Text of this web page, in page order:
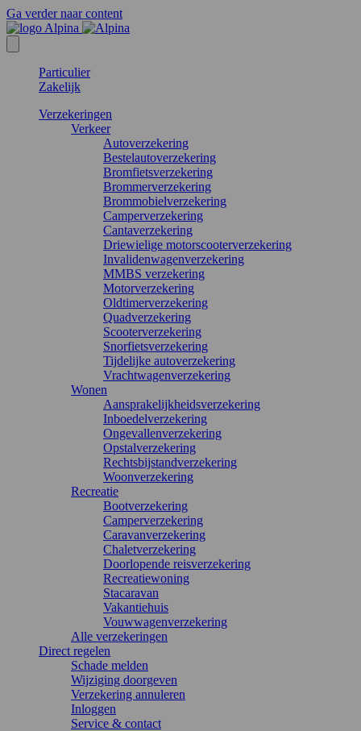
Ga verder naar content
Particulier
Zakelijk
Verzekeringen
Verkeer
Autoverzekering
Bestelautoverzekering
Bromfietsverzekering
Brommerverzekering
Brommobielverzekering
Camperverzekering
Cantaverzekering
Driewielige motorscooterverzekering
Invalidenwagenverzekering
MMBS verzekering
Motorverzekering
Oldtimerverzekering
Quadverzekering
Scooterverzekering
Snorfietsverzekering
Tijdelijke autoverzekering
Vrachtwagenverzekering
Wonen
Aansprakelijkheidsverzekering
Inboedelverzekering
Ongevallenverzekering
Opstalverzekering
Rechtsbijstandverzekering
Woonverzekering
Recreatie
Bootverzekering
Camperverzekering
Caravanverzekering
Chaletverzekering
Doorlopende reisverzekering
Recreatiewoning
Stacaravan
Vakantiehuis
Vouwwagenverzekering
Alle verzekeringen
Direct regelen
Schade melden
Wijziging doorgeven
Verzekering annuleren
Inloggen
Service & contact